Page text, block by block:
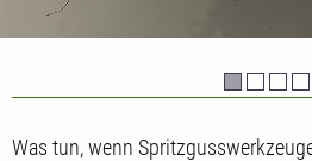
Was tun, wenn